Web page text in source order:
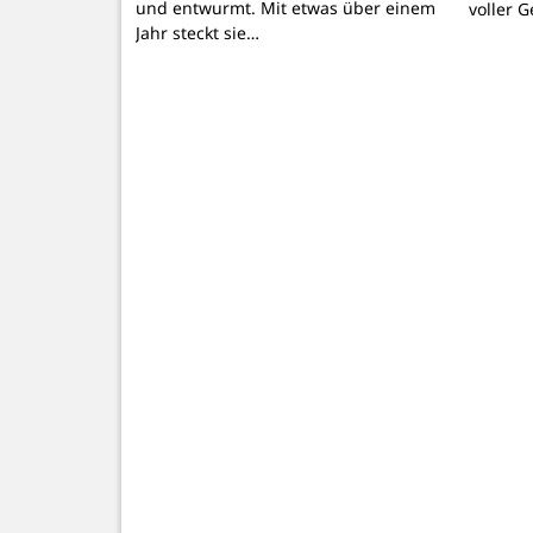
und entwurmt. Mit etwas über einem
Jahr steckt sie…
voller